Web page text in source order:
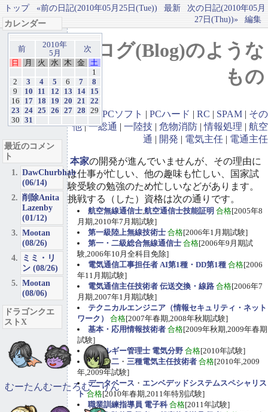
トップ «前の日記(2010年05月25日(Tue)) 最新
次の日記(2010年05月
27日(Thu))»
編集
ブログ(Blog)のような
もの
GBA| PCソフト | PCハード | RC | SPAM | その
他|一総通 | 一陸技 | 危物消防 |情報処理 | 航空
通 | 開発 | 電気主任 | 電通主任
本家の開発が進んでいませんが、その理由に
は仕事が忙しい、他の趣味も忙しい、国家試
験受験の勉強のため忙しいなどがあります。
挑戦する（した）資格は次の通りです。
航空無線通信士,航空通信士技能証明 合格[2005年8
月期,2010年7月期試験]
第一級陸上無線技術士 合格[2006年1月期試験]
第一・二級総合無線通信士 合格[2006年9月期試
験,2006年10月全科目免除]
電気通信工事担任者 AI第1種・DD第1種 合格[2006
年11月期試験]
電気通信主任技術者 伝送交換・線路 合格[2006年7
月期,2007年1月期試験]
テクニカルエンジニア（情報セキュリティ・ネット
ワーク）
合格[2007年春期,2008年秋期試験]
基本・応用情報技術者 合格[2009年秋期,2009年春期
試験]
エネルギー管理士 電気分野 合格[2010年試験]
第一・二 ・ 三種電気主任技術者 合格[2010年,2009
年,2009年試験]
データベース ・ エンベデッドシステムスペシャリス
ト 合格[2010年春期,2011年特別試験]
職業訓練指導員 電子科 合格[2011年試験]
カレンダー
前
2010年
5月
次
日
月 火 水 木 金
土
1
2
3 4 5 6 7
8
9
10 11 12 13 14
15
16
17 18 19 20 21
22
23
24 25 26 27 28
29
30
31
最近のコメン
ト
DawChurbhab
(06/14)
削除Anita
Lazenby
(01/12)
Mootan
(08/26)
ミミ・リ
ン (08/26)
Mootan
(08/06)
ドラゴンクエ
ストX
むーたんむーたろむーりん